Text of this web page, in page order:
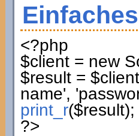
<?php
$client= new
$result= $client
name',
print_r($result);
?>